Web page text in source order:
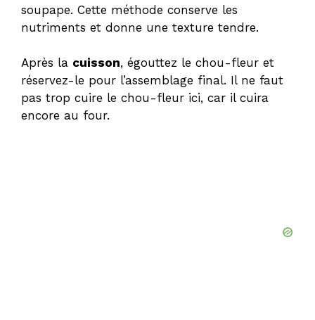
soupape. Cette méthode conserve les
nutriments et donne une texture tendre.
Après la cuisson, égouttez le chou-fleur et
réservez-le pour l’assemblage final. Il ne faut
pas trop cuire le chou-fleur ici, car il cuira
encore au four.